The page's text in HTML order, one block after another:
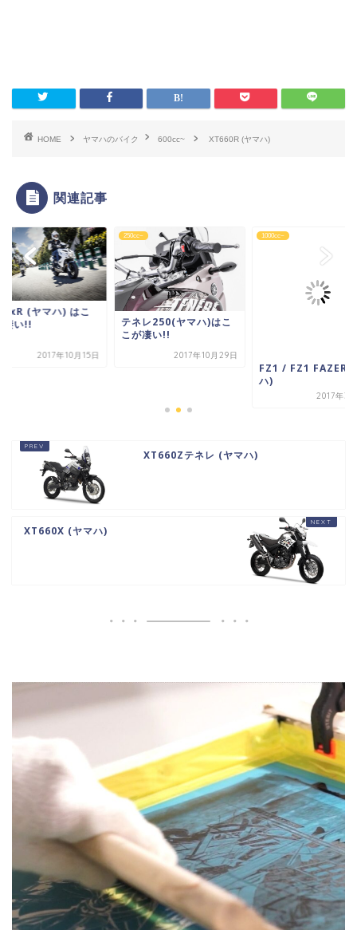
HOME ヤマハのバイク 600cc~ XT660R (ヤマハ)
関連記事
(ヤマハ) はこ
凄い!!
2017年10月15日
250cc~
テネレ250(ヤマハ)はこ
こが凄い!!
2017年10月29日
1000cc~
FZ1 / FZ1 FAZER (
ハ)
2017年3
XT660Zテネレ (ヤマハ)
XT660X (ヤマハ)